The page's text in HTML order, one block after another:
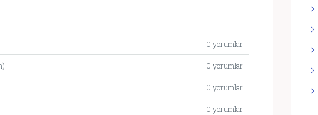
0 yorumlar
0 yorumlar
0 yorumlar
0 yorumlar